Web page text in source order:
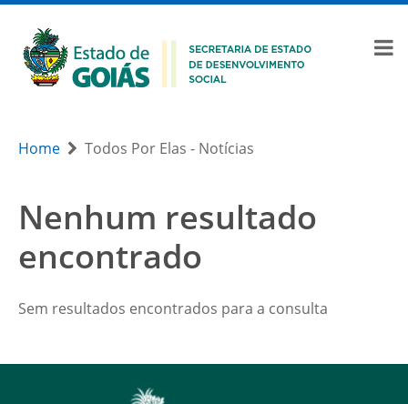
Home Todos Por Elas - Notícias
Nenhum resultado
encontrado
Sem resultados encontrados para a consulta